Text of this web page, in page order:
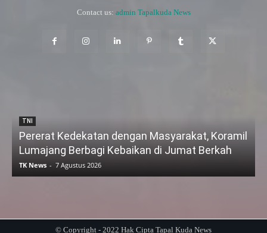
Contact us: admin Tapalkuda News
TNI
Pererat Kedekatan dengan Masyarakat, Koramil
Lumajang Berbagi Kebaikan di Jumat Berkah
TK News - 7 Agustus 2026
© Copyright - 2022 Hak Cipta Tapal Kuda News